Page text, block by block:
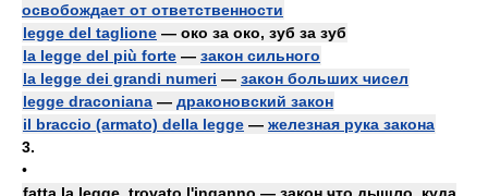
освобождает от ответственности
legge del taglione — око за око, зуб за зуб
la legge del più forte — закон сильного
la legge dei grandi numeri — закон больших чисел
legge draconiana — драконовский закон
il braccio (armato) della legge — железная рука закона
3.
•